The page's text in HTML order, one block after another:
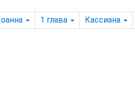
1 глава Кассиана